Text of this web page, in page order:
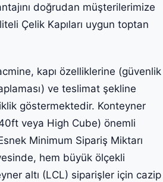
doğrudan müşterilerimize
Çelik Kapıları uygun toptan
kapı özelliklerine (güvenlik
ve teslimat şekline
göstermektedir. Konteyner
veya High Cube) önemli
Minimum Sipariş Miktarı
hem büyük ölçekli
altı (LCL) siparişler için cazip